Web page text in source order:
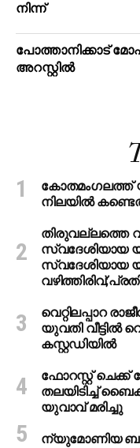
നിന്ന്
പോത്താനിക്കാട്
അറസ്റ്റിൽ
കോതമംഗലത്ത്
നിലയിൽ
തിരുവല്ലത്തെ
സ്വദേശിയായ
സ്വദേശിയായ
വെറ്റിലപ്പാറ
യുവതി വീട്ടിൽ
കസ്റ്റഡിയിൽ
ഫോറസ്റ്റ് ചെക്ക്
തലയിടിച്ച്
യുവാവ് മരിച്ചു
ന്യുമോണിയ